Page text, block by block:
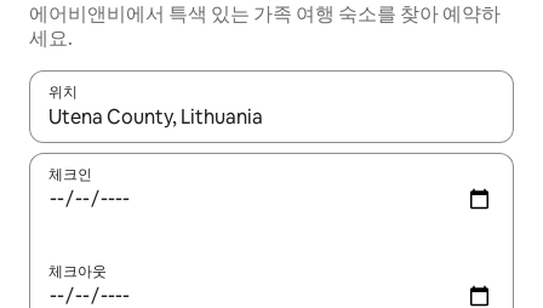
에어비앤비에서 특색 있는 가족 여행 숙소를 찾아 예약하
세요.
위치
결과가 나오면 위·아래 화살표 키를 사용하거나 터치 또는 스와이
체크인
체크아웃